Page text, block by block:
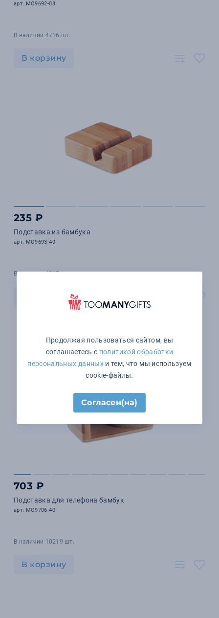
арт. MO9692-03
В наличии 4716 шт.
В корзину
235 ₽
Подставка из бамбука
арт. MO9693-40
В наличии 4017 шт.
703 ₽
Подставка для телефона бамбук
арт. MO9706-40
В наличии 10219 шт.
В корзину
Продолжая пользоваться сайтом, вы
соглашаетесь с политикой обработки
персональных данныхи тем, что мы используем
cookie-файлы.
Согласен(на)